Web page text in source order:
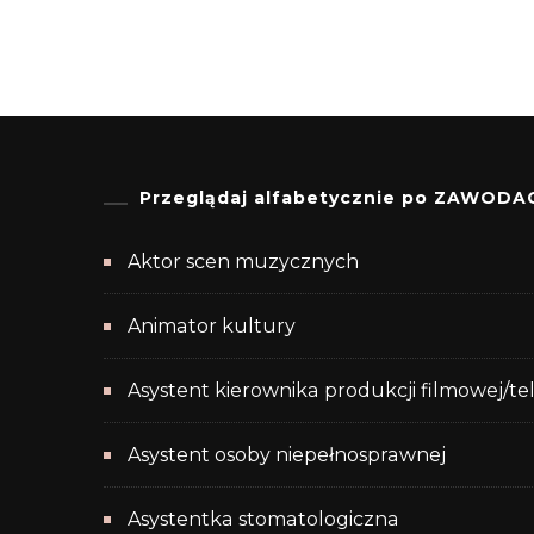
Przeglądaj alfabetycznie po
Aktor scen muzycznych
Animator kultury
Asystent kierownika produkcji filmowej/
Asystent osoby niepełnosprawnej
Asystentka stomatologiczna